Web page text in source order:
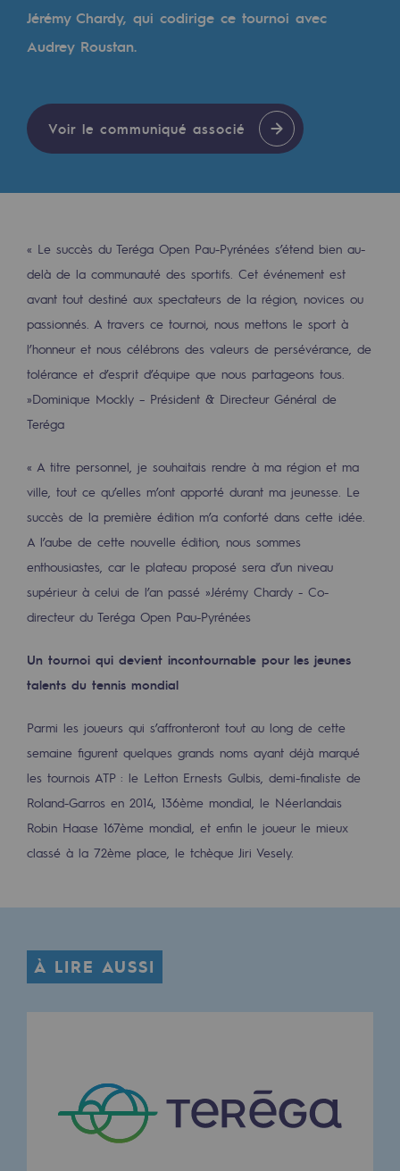
Notre vision
Gaz renouvelables et procédés durables
Pyrogazéification et gazéification
Captage de CO2
Nouveaux usages
Concertations CH4, H2 et CO2
Espace pédagogique
Espace pédagogique
2050 : un monde d’énergies
Objectif Hydrogène
Objectif Biométhane
Le Labo
Acteur engagé
Acteur engagé
Ambition RSE
Responsabilité environnementale
Responsabilité environnementale
BE POSITIF, le programme de
Décarbonation : une priorité
Limitation des émissions atmosphériques
Gestion de l'énergie
Responsabilité sociale et territoriale
Responsabilité sociale et
Energiz Mouv
Le programme social et territorial de
Jérémy Chardy, qui codirige ce tournoi avec
Audrey Roustan.
Voir le communiqué associé
« Le succès du Teréga Open Pau-Pyrénées s’étend bien au-
delà de la communauté des sportifs. Cet événement est
avant tout destiné aux spectateurs de la région, novices ou
passionnés. A travers ce tournoi, nous mettons le sport à
l’honneur et nous célébrons des valeurs de persévérance, de
tolérance et d’esprit d’équipe que nous partageons tous.
»Dominique Mockly – Président & Directeur Général de
Teréga
« A titre personnel, je souhaitais rendre à ma région et ma
ville, tout ce qu’elles m’ont apporté durant ma jeunesse. Le
succès de la première édition m’a conforté dans cette idée.
A l’aube de cette nouvelle édition, nous sommes
enthousiastes, car le plateau proposé sera d’un niveau
supérieur à celui de l’an passé »Jérémy Chardy - Co-
directeur du Teréga Open Pau-Pyrénées
Un tournoi qui devient incontournable pour les jeunes
talents du tennis mondial
Parmi les joueurs qui s’affronteront tout au long de cette
semaine figurent quelques grands noms ayant déjà marqué
les tournois ATP : le Letton Ernests Gulbis, demi-finaliste de
Roland-Garros en 2014, 136ème mondial, le Néerlandais
Robin Haase 167ème mondial, et enfin le joueur le mieux
classé à la 72ème place, le tchèque Jiri Vesely.
À LIRE AUSSI